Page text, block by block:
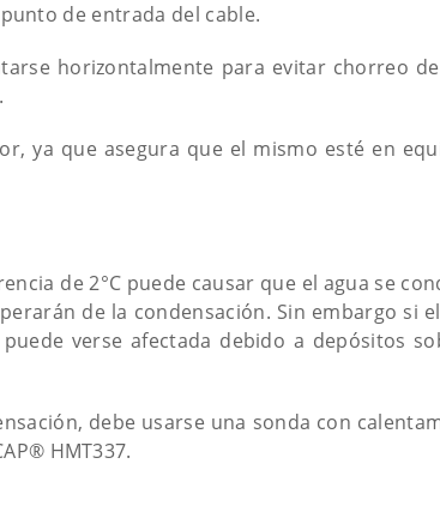
de entrada del cable.
horizontalmente para evitar chorreo
ya que asegura que el mismo esté en
de 2°C puede causar que el agua se
de la condensación. Sin embargo si
verse afectada debido a depósitos
debe usarse una sonda con
HMT337.